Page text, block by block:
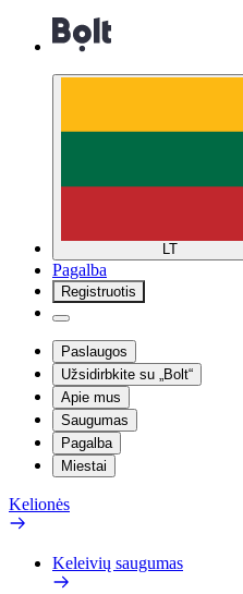
LT
Pagalba
Registruotis
Paslaugos
Užsidirbkite su „Bolt“
Apie mus
Saugumas
Pagalba
Miestai
Kelionės
Keleivių saugumas